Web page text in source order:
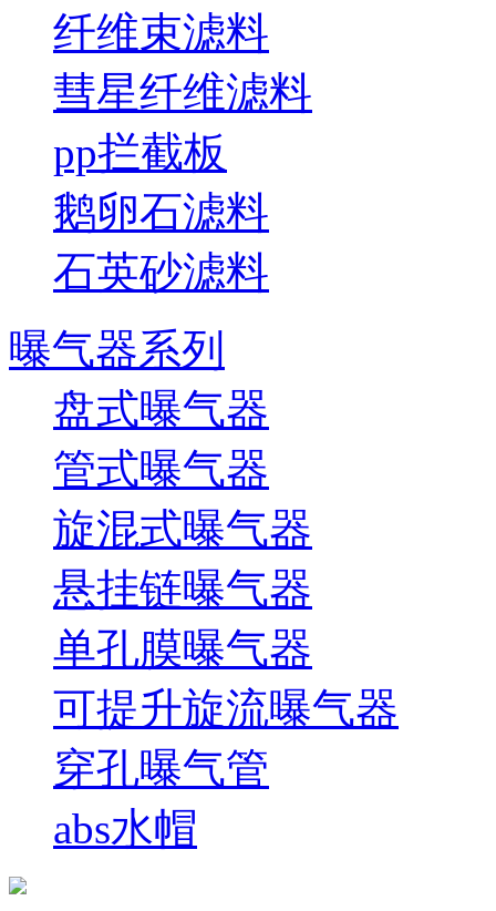
纤维束滤料
彗星纤维滤料
pp拦截板
鹅卵石滤料
石英砂滤料
曝气器系列
盘式曝气器
管式曝气器
旋混式曝气器
悬挂链曝气器
单孔膜曝气器
可提升旋流曝气器
穿孔曝气管
abs水帽